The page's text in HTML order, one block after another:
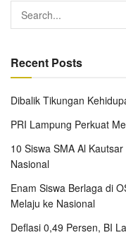
Recent Posts
Dibalik Tikungan
PRI Lampung Perkuat
10 Siswa SMA Al
Nasional
Enam Siswa Berlaga di
Melaju ke Nasional
Deflasi 0,49 Persen, BI